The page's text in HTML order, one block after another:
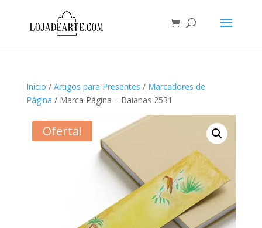
Início / Artigos para Presentes / Marcadores de
Página / Marca Página – Baianas 2531
Oferta!